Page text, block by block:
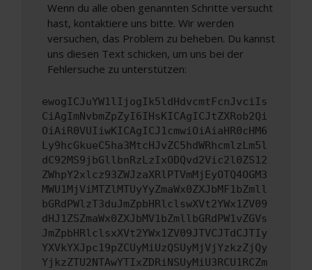
Wenn du alle oben genannten Schritte versucht
hast, kontaktiere uns bitte. Wir werden
versuchen, das Problem zu beheben. Du kannst
uns diesen Text schicken, um uns bei der
Fehlersuche zu unterstützen:
ewogICJuYW1lIjogIk5ldHdvcmtFcnJvciIs
CiAgImNvbmZpZyI6IHsKICAgICJtZXRob2Qi
OiAiR0VUIiwKICAgICJ1cmwiOiAiaHR0cHM6
Ly9hcGkueC5ha3MtcHJvZC5hdWRhcmlzLm5l
dC92MS9jbGllbnRzLzIxODQvd2Vic2l0ZS12
ZWhpY2xlcz93ZWJzaXRlPTVmMjEyOTQ4OGM3
MWU1MjViMTZlMTUyYyZmaWx0ZXJbMF1bZmll
bGRdPWlzT3duJmZpbHRlclswXVt2YWx1ZV09
dHJ1ZSZmaWx0ZXJbMV1bZmllbGRdPW1vZGVs
JmZpbHRlclsxXVt2YWx1ZV09JTVCJTdCJTIy
YXVkYXJpc19pZCUyMiUzQSUyMjVjYzkzZjQy
YjkzZTU2NTAwYTIxZDRiNSUyMiU3RCU1RCZm